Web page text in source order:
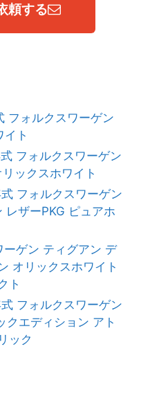
頼する
フォルクスワーゲン
ト
フォルクスワーゲン
ックスホワイト
フォルクスワーゲン
ザーPKG ピュアホ
ゲン ティグアン デ
オリックスホワイト
ト
フォルクスワーゲン
クエディション アト
ック